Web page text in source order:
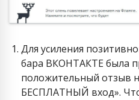
Для усиления
бара ВКОНТАКТЕ была
положительный отзыв
БЕСПЛАТНЫЙ вход».